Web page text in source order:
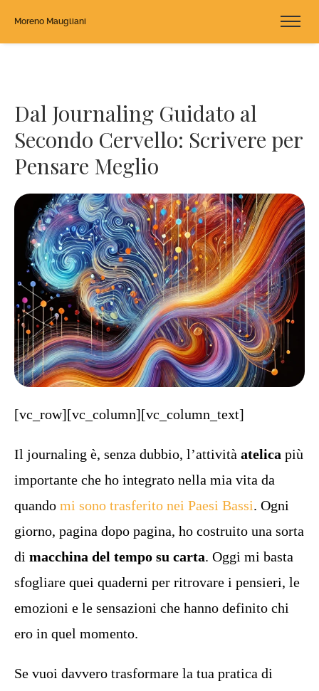
Moreno Maugliani
Dal Journaling Guidato al
Secondo Cervello: Scrivere per
Pensare Meglio
[vc_row][vc_column][vc_column_text]
Il journaling è, senza dubbio, l’attività atelica più
importante che ho integrato nella mia vita da
quando mi sono trasferito nei Paesi Bassi. Ogni
giorno, pagina dopo pagina, ho costruito una sorta
di macchina del tempo su carta. Oggi mi basta
sfogliare quei quaderni per ritrovare i pensieri, le
emozioni e le sensazioni che hanno definito chi
ero in quel momento.
Se vuoi davvero trasformare la tua pratica di